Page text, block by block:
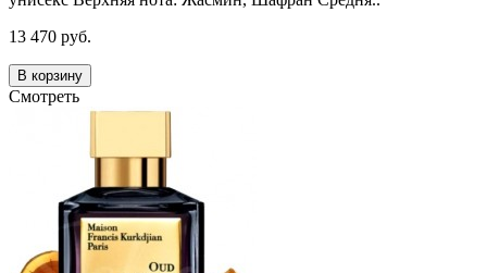
13 470 руб.
В корзину
Смотреть